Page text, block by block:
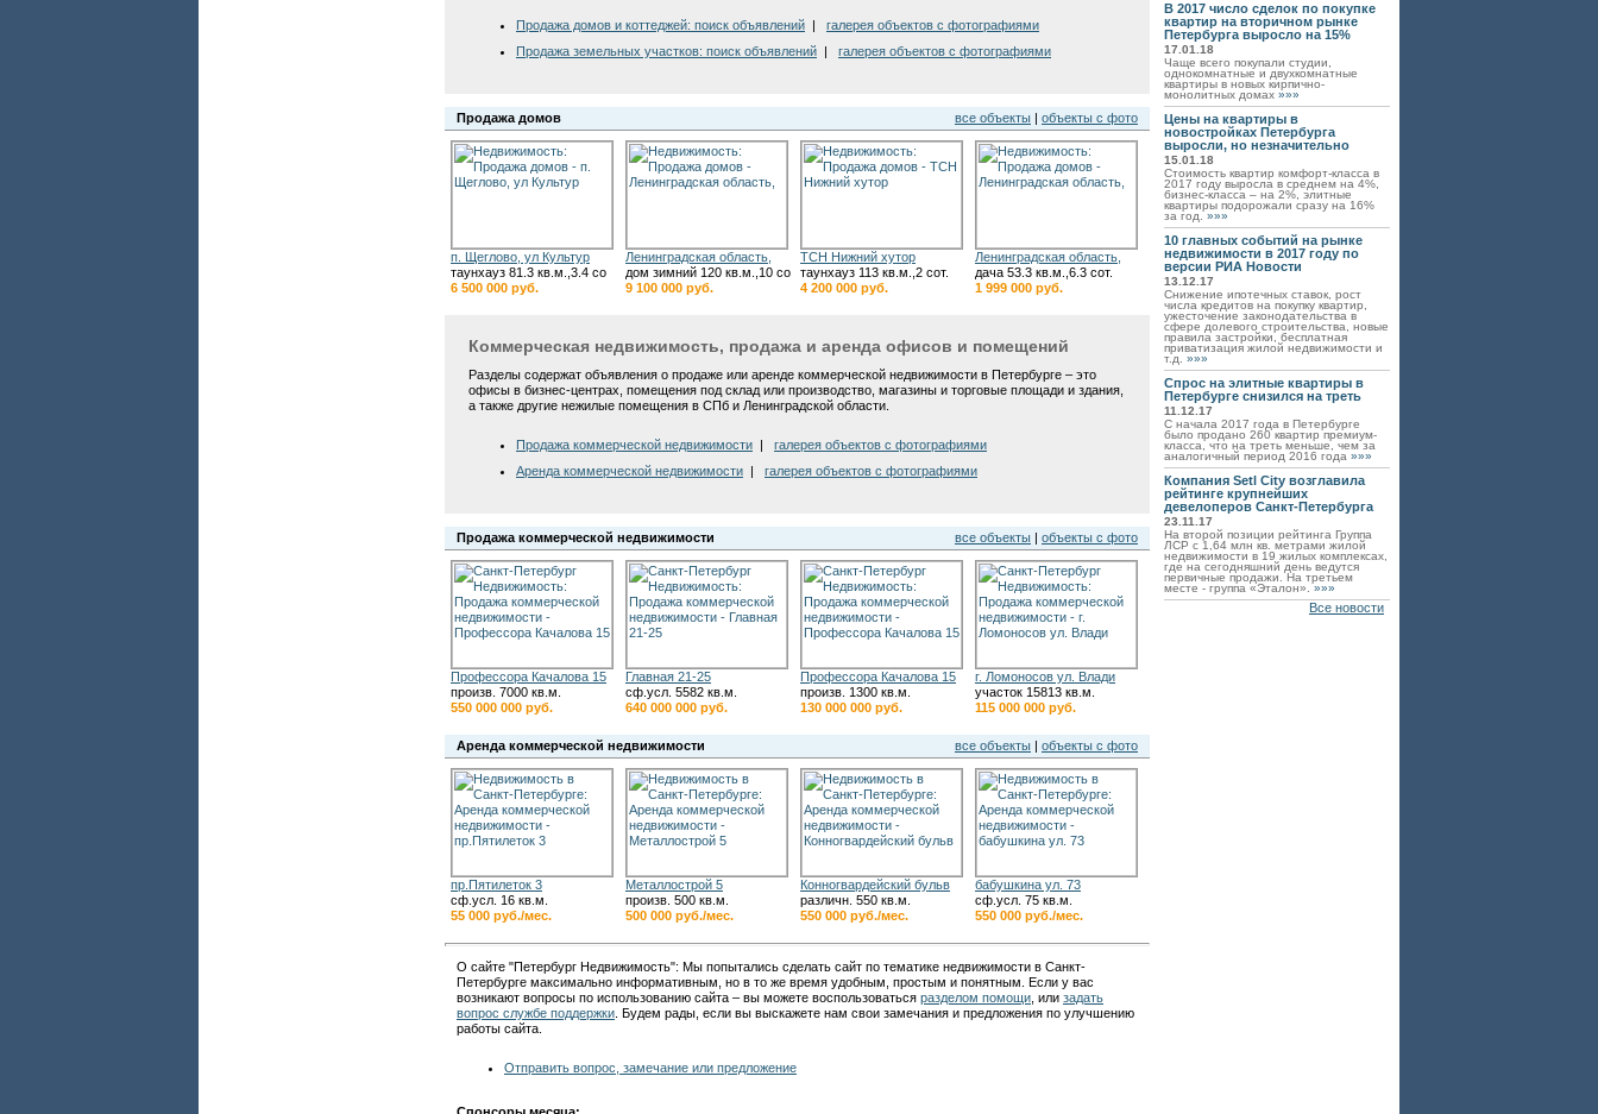
Продажа домов и коттеджей: поиск объявлений | галерея объектов с фотографиями
Продажа земельных участков: поиск объявлений | галерея объектов с фотографиями
Продажа домов все объекты | объекты с фото
п. Щеглово, ул Культур
таунхауз 81.3 кв.м.,3.4 со
6 500 000 руб.
Ленинградская область,
дом зимний 120 кв.м.,10 со
9 100 000 руб.
ТСН Нижний хутор
таунхауз 113 кв.м.,2 сот.
4 200 000 руб.
Ленинградская область,
дача 53.3 кв.м.,6.3 сот.
1 999 000 руб.
Коммерческая недвижимость, продажа и аренда офисов и помещений
Разделы содержат объявления о продаже или аренде коммерческой недвижимости в Петербурге – это
офисы в бизнес-центрах, помещения под склад или производство, магазины и торговые площади и здания,
а также другие нежилые помещения в СПб и Ленинградской области.
Продажа коммерческой недвижимости | галерея объектов с фотографиями
Аренда коммерческой недвижимости | галерея объектов с фотографиями
Продажа коммерческой недвижимости все объекты | объекты с фото
Профессора Качалова 15
произв. 7000 кв.м.
550 000 000 руб.
Главная 21-25
сф.усл. 5582 кв.м.
640 000 000 руб.
Профессора Качалова 15
произв. 1300 кв.м.
130 000 000 руб.
г. Ломоносов ул. Влади
участок 15813 кв.м.
115 000 000 руб.
Аренда коммерческой недвижимости все объекты | объекты с фото
пр.Пятилеток 3
сф.усл. 16 кв.м.
55 000 руб./мес.
Металлострой 5
произв. 500 кв.м.
500 000 руб./мес.
Конногвардейский бульв
различн. 550 кв.м.
550 000 руб./мес.
бабушкина ул. 73
сф.усл. 75 кв.м.
550 000 руб./мес.
О сайте "Петербург Недвижимость": Мы попытались сделать сайт по тематике недвижимости в Санкт-
Петербурге максимально информативным, но в то же время удобным, простым и понятным. Если у вас
возникают вопросы по использованию сайта – вы можете воспользоваться разделом помощи , или задать
вопрос службе поддержки . Будем рады, если вы выскажете нам свои замечания и предложения по улучшению
работы сайта.
Отправить вопрос, замечание или предложение
В 2017 число сделок по покупке
квартир на вторичном рынке
Петербурга выросло на 15%
17.01.18
Чаще всего покупали студии,
однокомнатные и двухкомнатные
квартиры в новых кирпично-
монолитных домах »»»
Цены на квартиры в
новостройках Петербурга
выросли, но незначительно
15.01.18
Стоимость квартир комфорт-класса в
2017 году выросла в среднем на 4%,
бизнес-класса – на 2%, элитные
квартиры подорожали сразу на 16%
за год.»»»
10 главных событий на рынке
недвижимости в 2017 году по
версии РИА Новости
13.12.17
Снижение ипотечных ставок, рост
числа кредитов на покупку квартир,
ужесточение законодательства в
сфере долевого строительства, новые
правила застройки, бесплатная
приватизация жилой недвижимости и
т.д. »»»
Спрос на элитные квартиры в
Петербурге снизился на треть
11.12.17
С начала 2017 года в Петербурге
было продано 260 квартир премиум-
класса, что на треть меньше, чем за
аналогичный период 2016 года »»»
Компания Setl City возглавила
рейтинге крупнейших
девелоперов Санкт-Петербурга
23.11.17
На второй позиции рейтинга Группа
ЛСР с 1,64 млн кв. метрами жилой
недвижимости в 19 жилых комплексах,
где на сегодняшний день ведутся
первичные продажи. На третьем
месте - группа «Эталон».»»»
Все новости